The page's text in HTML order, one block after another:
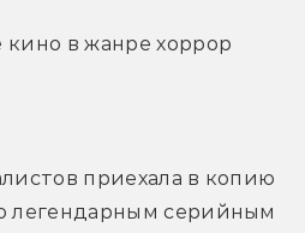
кино в жанре хоррор
приехала в копию
легендарным серийным